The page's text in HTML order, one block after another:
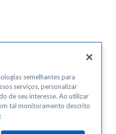
semelhantes para
serviços, personalizar
de seu interesse. Ao utilizar
tal monitoramento descrito